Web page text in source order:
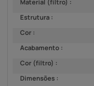
Material (filtro) :
Estrutura :
Cor :
Acabamento :
Cor (filtro) :
Dimensões :